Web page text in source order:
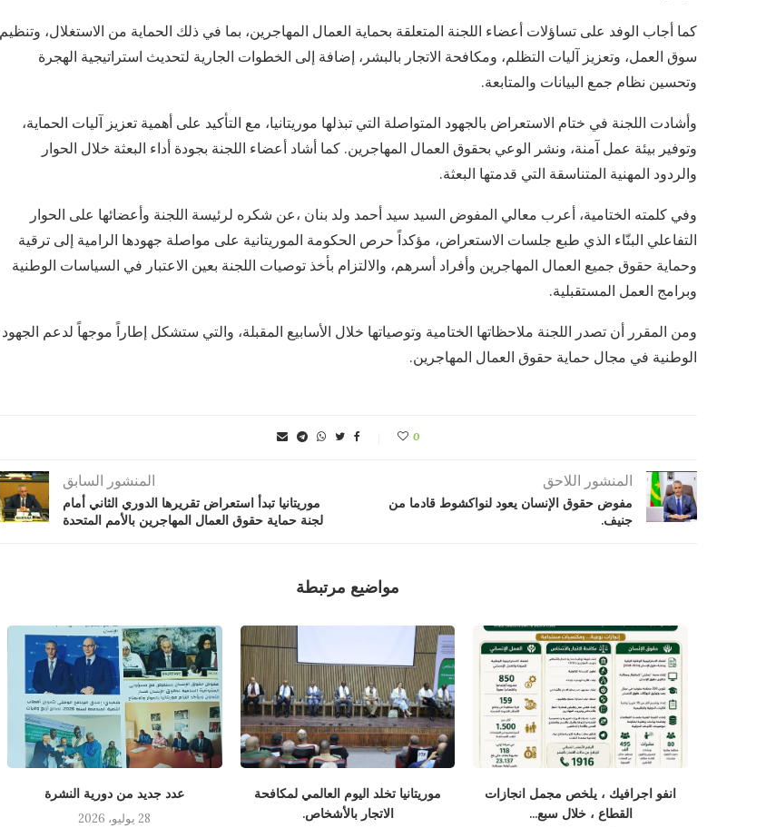
كما أجاب الوفد على تساؤلات أعضاء اللجنة المتعلقة بحماية العمال المهاجرين، بما في ذلك الحماية من الاستغلال، وتنظيم
سوق العمل، وتعزيز آليات التظلم، ومكافحة الاتجار بالبشر، إضافة إلى الخطوات الجارية لتحديث استراتيجية الهجرة
وتحسين نظام جمع البيانات والمتابعة.
وأشادت اللجنة في ختام الاستعراض بالجهود المتواصلة التي تبذلها موريتانيا، مع التأكيد على أهمية تعزيز آليات الحماية،
وتوفير بيئة عمل آمنة، ونشر الوعي بحقوق العمال المهاجرين. كما أشاد أعضاء اللجنة بجودة أداء البعثة خلال الحوار
والردود المهنية المتناسقة التي قدمتها البعثة.
وفي كلمته الختامية، أعرب معالي المفوض السيد سيد أحمد ولد بنان ،عن شكره لرئيسة اللجنة وأعضائها على الحوار
التفاعلي البنّاء الذي طبع جلسات الاستعراض، مؤكداً حرص الحكومة الموريتانية على مواصلة جهودها الرامية إلى ترقية
وحماية حقوق جميع العمال المهاجرين وأفراد أسرهم، والالتزام بأخذ توصيات اللجنة بعين الاعتبار في السياسات الوطنية
وبرامج العمل المستقبلية.
ومن المقرر أن تصدر اللجنة ملاحظاتها الختامية وتوصياتها خلال الأسابيع المقبلة، والتي ستشكل إطاراً موجهاً لدعم الجهود
الوطنية في مجال حماية حقوق العمال المهاجرين.
0
المنشور السابق
موريتانيا تبدأ استعراض تقريرها الدوري الثاني أمام
لجنة حماية حقوق العمال المهاجرين بالأمم المتحدة
المنشور اللاحق
مفوض حقوق الإنسان يعود لنواكشوط قادما من
جنيف.
مواضيع مرتبطة
انفو اجرافيك ، يلخص مجمل انجازات
القطاع ، خلال سبع...
موريتانيا تخلد اليوم العالمي لمكافحة
الاتجار بالأشخاص.
عدد جديد من دورية النشرة
28 يوليو، 2026